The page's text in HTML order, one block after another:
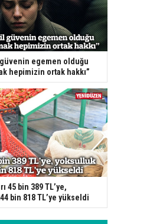
egemen olduğu
hepimizin ortak hakkı”
45 bin 389 TL’ye,
bin 818 TL’ye yükseldi